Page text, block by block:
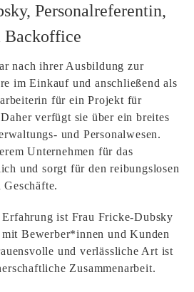
Personalreferentin,
Backoffice
nach ihrer Ausbildung zur
im Einkauf und anschließend als
für ein Projekt für
verfügt sie über ein breites
und Personalwesen.
Unternehmen für das
und sorgt für den reibungslosen
ist Frau Fricke-Dubsky
Bewerber*innen und Kunden
und verlässliche Art ist
Zusammenarbeit.